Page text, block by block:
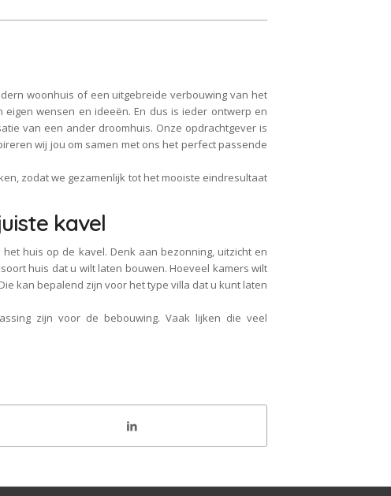
woonhuis of een uitgebreide verbouwing van het
wensen en ideeën. En dus is ieder ontwerp en
van een ander droomhuis. Onze opdrachtgever is
wij jou om samen met ons het perfect passende
zodat we gezamenlijk tot het mooiste eindresultaat
kavel
huis op de kavel. Denk aan bezonning, uitzicht en
huis dat u wilt laten bouwen. Hoeveel kamers wilt
kan bepalend zijn voor het type villa dat u kunt laten
zijn voor de bebouwing. Vaak lijken die veel